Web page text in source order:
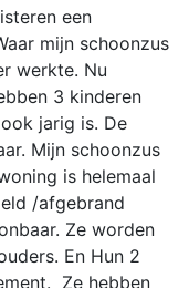
een
mijn schoonzus
werkte. Nu
3 kinderen
jarig is. De
Mijn schoonzus
is helemaal
/afgebrand
Ze worden
En Hun 2
Ze hebben